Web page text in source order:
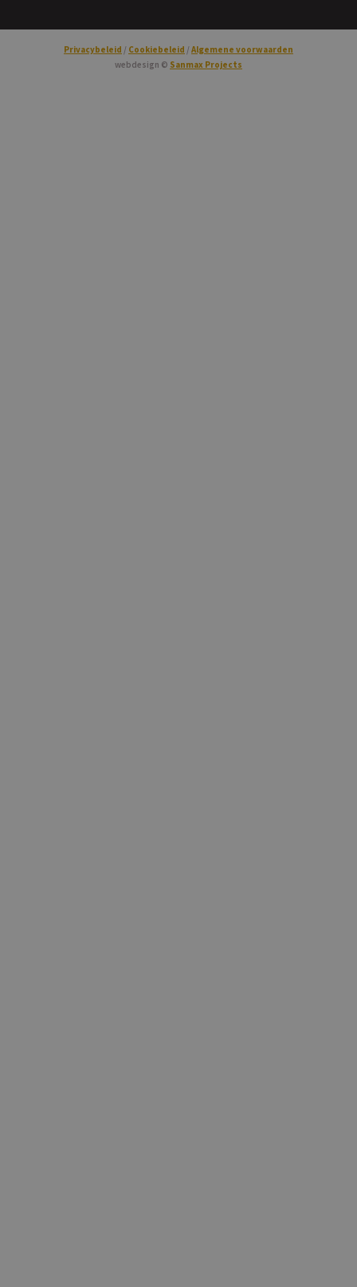
Privacybeleid Cookiebeleid
Algemene voorwaarden
webdesign © Sanmax Projects